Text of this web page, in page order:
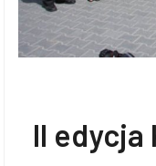
II edycja